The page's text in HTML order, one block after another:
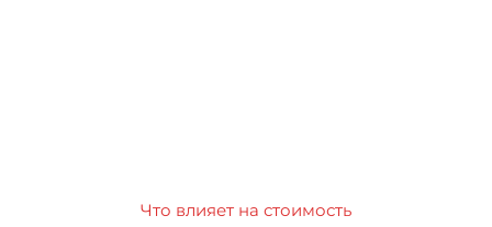
Что влияет на стоимость